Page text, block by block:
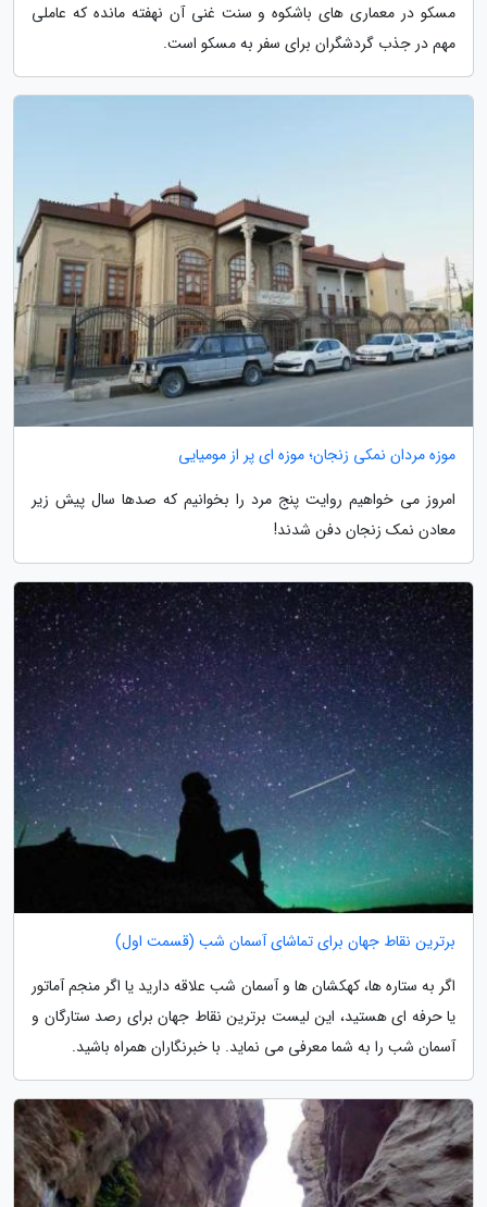
مسکو در معماری های باشکوه و سنت غنی آن نهفته مانده که عاملی
مهم در جذب گردشگران برای سفر به مسکو است.
موزه مردان نمکی زنجان؛ موزه ای پر از مومیایی
امروز می خواهیم روایت پنج مرد را بخوانیم که صدها سال پیش زیر
معادن نمک زنجان دفن شدند!
برترین نقاط جهان برای تماشای آسمان شب (قسمت اول)
اگر به ستاره ها، کهکشان ها و آسمان شب علاقه دارید یا اگر منجم آماتور
یا حرفه ای هستید، این لیست برترین نقاط جهان برای رصد ستارگان و
آسمان شب را به شما معرفی می نماید. با خبرنگاران همراه باشید.